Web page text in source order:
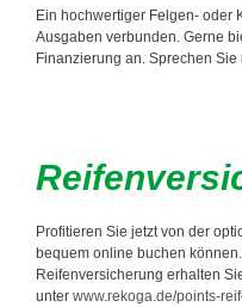
Ein hochwertiger Felgen- oder
Ausgaben verbunden. Gerne
Finanzierung an. Sprechen
Profitieren Sie jetzt von der
bequem online buchen
Reifenversicherung erhalten
unter www.rekoga.de/points-